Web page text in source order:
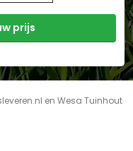
en Wesa Tuinhout